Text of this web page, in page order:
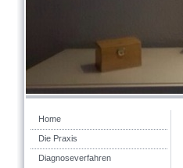
Home
Die Praxis
Diagnoseverfahren